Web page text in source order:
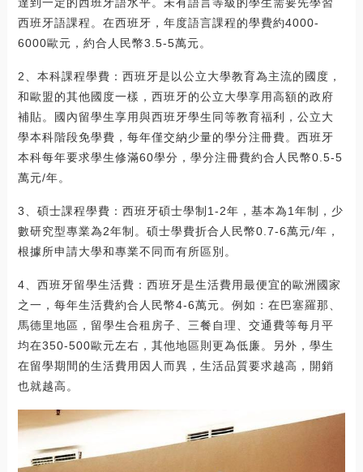
西班牙語課程。在西班牙，年度語言課程的學費約4000-
6000歐元，約合人民幣3.5-5萬元。
2、本科課程學費：西班牙是以公立大學教育為主流的國度，
和歐盟的其他國度一樣，西班牙的公立大學享用高額的政府
補貼。國內留學生享用與西班牙學生同等教育福利，公立大
學本科階段免學費，每年僅交納少量的學分注冊費。西班牙
本科每年要求學生修滿60學分，學分注冊費約合人民幣0.5-5
萬元/年。
3、碩士課程學費：西班牙碩士學制1-2年，基本為1年制，少
數研究型專業為2年制。碩士學費折合人民幣0.7-6萬元/年，
根據所申請大學和專業不同而有所區別。
4、西班牙留學生活費：西班牙是生活費用最便宜的歐洲國家
之一，每年生活費約合人民幣4-6萬元。例如：在巴塞羅那、
馬德里地區，留學生合租房子、三餐自理、交通費等每月平
均在350-500歐元左右，其他地區則更為低廉。另外，學生
在留學期間的生活費用因人而異，生活品質要求越高，開銷
也就越高。